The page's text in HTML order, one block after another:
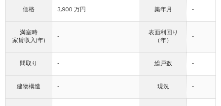
価格 3,900 万円 築年月 -
満室時
家賃収入(年)
-
表面利回り
（年）
-
間取り - 総戸数 -
建物構造 - 現況 -